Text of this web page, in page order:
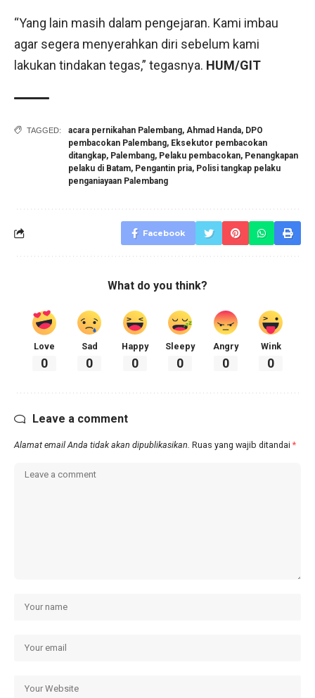
“Yang lain masih dalam pengejaran. Kami imbau
agar segera menyerahkan diri sebelum kami
lakukan tindakan tegas,” tegasnya. HUM/GIT
TAGGED: acara pernikahan Palembang, Ahmad Handa, DPO
pembacokan Palembang, Eksekutor pembacokan
ditangkap, Palembang, Pelaku pembacokan, Penangkapan
pelaku di Batam, Pengantin pria, Polisi tangkap pelaku
penganiayaan Palembang
Facebook
What do you think?
Love
0
Sad
0
Happy
0
Sleepy
0
Angry
0
Wink
0
Leave a comment
Alamat email Anda tidak akan dipublikasikan. Ruas yang wajib ditandai *